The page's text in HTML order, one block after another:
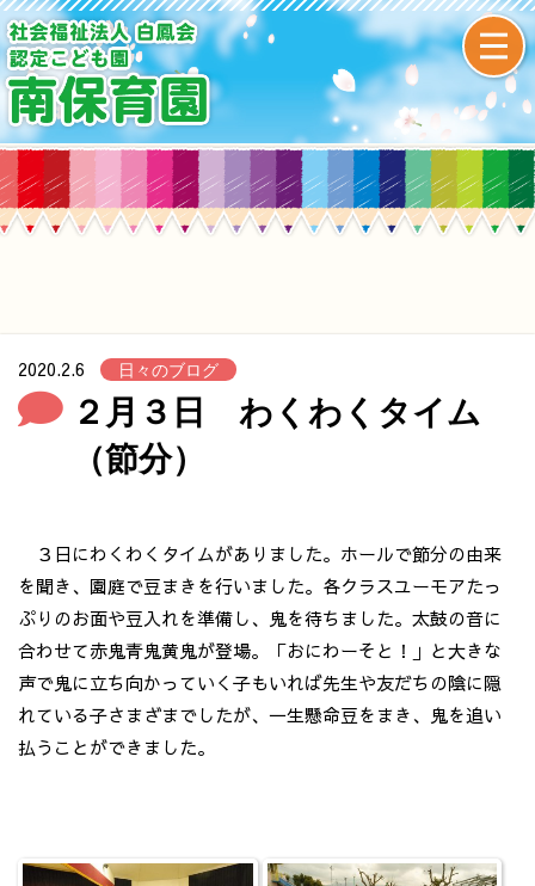
2020.2.6 日々のブログ
２月３日 わくわくタイム
（節分）
３日にわくわくタイムがありました。ホールで節分の由来
を聞き、園庭で豆まきを行いました。各クラスユーモアたっ
ぷりのお面や豆入れを準備し、鬼を待ちました。太鼓の音に
合わせて赤鬼青鬼黄鬼が登場。「おにわーそと！」と大きな
声で鬼に立ち向かっていく子もいれば先生や友だちの陰に隠
れている子さまざまでしたが、一生懸命豆をまき、鬼を追い
払うことができました。